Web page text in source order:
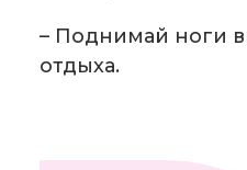
– Поднимай ноги
отдыха.